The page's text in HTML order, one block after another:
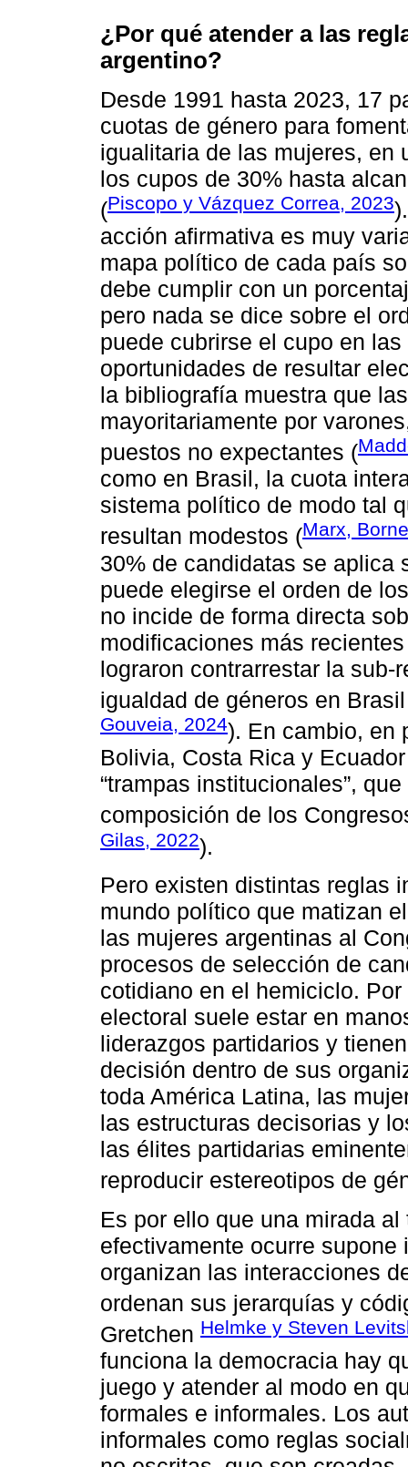
¿Por qué atender a las
argentino?
Desde 1991 hasta 2023, 17
cuotas de género para
igualitaria de las mujeres, en
los cupos de 30% hasta
(Piscopo y Vázquez Correa, 2023
acción afirmativa es muy
mapa político de cada país
debe cumplir con un
pero nada se dice sobre el
puede cubrirse el cupo en
oportunidades de resultar
la bibliografía muestra que
mayoritariamente por
puestos no expectantes (
como en Brasil, la cuota
sistema político de modo tal
resultan modestos (Marx,
30% de candidatas se aplica
puede elegirse el orden de
no incide de forma directa
modificaciones más
lograron contrarrestar la
igualdad de géneros en
Gouveia, 2024). En cambio, en
Bolivia, Costa Rica y
“trampas institucionales”,
composición de los
Gilas, 2022).
Pero existen distintas reglas
mundo político que matizan
las mujeres argentinas al
procesos de selección de
cotidiano en el hemiciclo.
electoral suele estar en
liderazgos partidarios y
decisión dentro de sus
toda América Latina, las
las estructuras decisorias y
las élites partidarias
reproducir estereotipos de
Es por ello que una mirada
efectivamente ocurre
organizan las interacciones
ordenan sus jerarquías y
Gretchen Helmke y Steven
funciona la democracia hay
juego y atender al modo en
formales e informales. Los
informales como reglas